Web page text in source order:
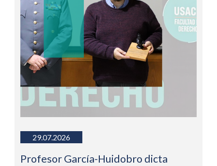
29.07.2026
Profesor García-Huidobro dicta